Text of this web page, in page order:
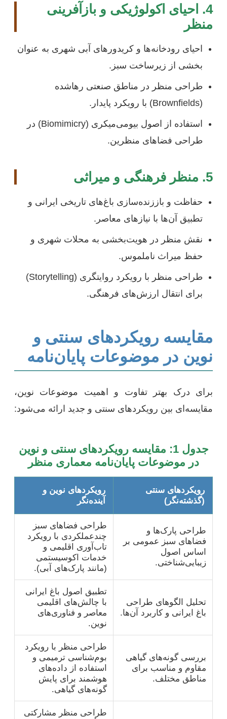
4. احیای اکولوژیکی و بازآفرینی
منظر
احیای رودخانه‌ها و کریدورهای آبی شهری به عنوان
بخشی از زیرساخت سبز.
طراحی منظر در مناطق صنعتی رهاشده
(Brownfields) با رویکرد پایدار.
استفاده از اصول بیومی‌میکری (Biomimicry) در
طراحی فضاهای منظرین.
5. منظر فرهنگی و میراثی
حفاظت و باززنده‌سازی باغ‌های تاریخی ایرانی و
تطبیق آن‌ها با نیازهای معاصر.
نقش منظر در هویت‌بخشی به محلات شهری و
حفظ میراث ناملموس.
طراحی منظر با رویکرد روایتگری (Storytelling)
برای انتقال ارزش‌های فرهنگی.
مقایسه رویکردهای سنتی و
نوین در موضوعات پایان‌نامه
برای درک بهتر تفاوت و اهمیت موضوعات نوین،
مقایسه‌ای بین رویکردهای سنتی و جدید ارائه می‌شود:
جدول 1: مقایسه رویکردهای سنتی و نوین
در موضوعات پایان‌نامه معماری منظر
رویکردهای سنتی
(گذشته‌نگر)
رویکردهای نوین و
آینده‌نگر
طراحی پارک‌ها و
فضاهای سبز عمومی بر
اساس اصول
زیبایی‌شناختی.
طراحی فضاهای سبز
چندعملکردی با رویکرد
تاب‌آوری اقلیمی و
خدمات اکوسیستمی
(مانند پارک‌های آبی).
تحلیل الگوهای طراحی
باغ ایرانی و کاربرد آن‌ها.
تطبیق اصول باغ ایرانی
با چالش‌های اقلیمی
معاصر و فناوری‌های
نوین.
بررسی گونه‌های گیاهی
مقاوم و مناسب برای
مناطق مختلف.
طراحی منظر با رویکرد
بوم‌شناسی ترمیمی و
استفاده از داده‌های
هوشمند برای پایش
گونه‌های گیاهی.
طراحی منظر مشارکتی